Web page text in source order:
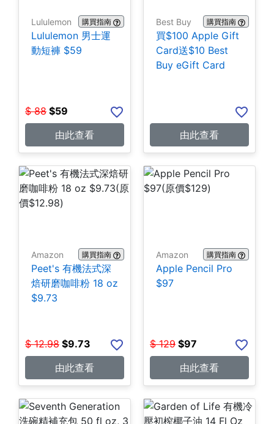
Lululemon 購買指南
Lululemon 男士運
動短褲 $59
$ 88 $59
由此查看
Best Buy 購買指南
買$100 Apple Gift
Card送$10 Best
Buy eGift Card
由此查看
Amazon 購買指南
Peet's 有機法式深
焙研磨咖啡粉 18 oz
$9.73
$ 12.98 $9.73
由此查看
Amazon 購買指南
Apple Pencil Pro
$97
$ 129 $97
由此查看